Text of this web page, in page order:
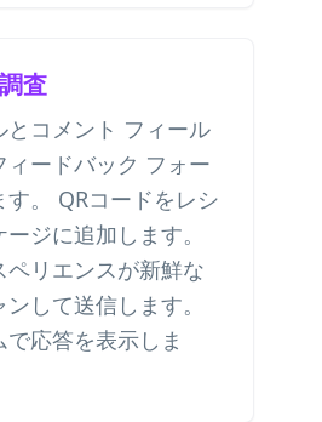
査
とコメント フィール
ィードバック フォー
す。 QRコードをレシ
ジに追加します。
ペリエンスが新鮮な
して送信します。
で応答を表示しま